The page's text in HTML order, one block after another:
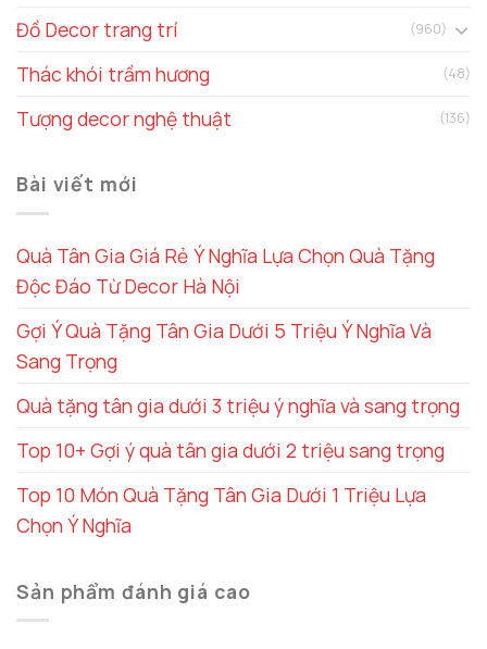
Đồ Decor trang trí (960)
Thác khói trầm hương (48)
Tượng decor nghệ thuật (136)
Bài viết mới
Quà Tân Gia Giá Rẻ Ý Nghĩa Lựa Chọn Quà Tặng
Độc Đáo Từ Decor Hà Nội
Gợi Ý Quà Tặng Tân Gia Dưới 5 Triệu Ý Nghĩa Và
Sang Trọng
Quà tặng tân gia dưới 3 triệu ý nghĩa và sang trọng
Top 10+ Gợi ý quà tân gia dưới 2 triệu sang trọng
Top 10 Món Quà Tặng Tân Gia Dưới 1 Triệu Lựa
Chọn Ý Nghĩa
Sản phẩm đánh giá cao